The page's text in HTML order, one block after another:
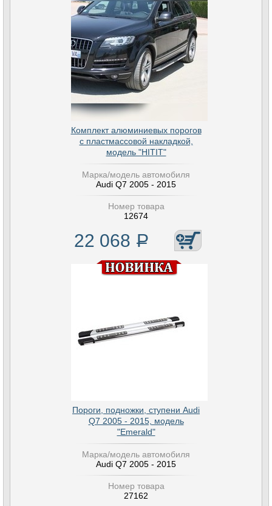
Комплект алюминиевых порогов
с пластмассовой накладкой,
модель "HITIT"
Марка/модель автомобиля
Audi Q7 2005 - 2015
Номер товара
12674
22 068 Р
Пороги, подножки, ступени Audi
Q7 2005 - 2015, модель
"Emerald"
Марка/модель автомобиля
Audi Q7 2005 - 2015
Номер товара
27162